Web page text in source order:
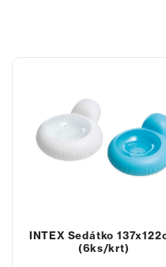
INTEX Sedátko
(6ks/krt)